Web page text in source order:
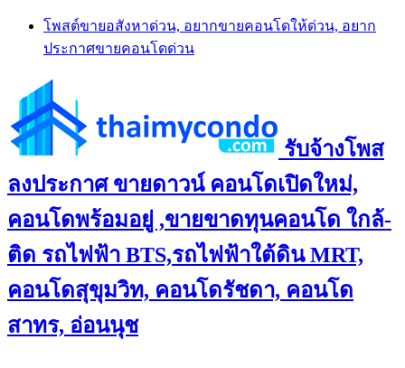
Skip
content
โพสต์ขายอสังหาด่วน, อยากขายคอนโดให้ด่วน, อยาก
ประกาศขายคอนโดด่วน
รับจ้างโพส
ลงประกาศ ขายดาวน์ คอนโดเปิดใหม่,
คอนโดพร้อมอยู่ ,ขายขาดทุนคอนโด ใกล้-
ติด รถไฟฟ้า BTS,รถไฟฟ้าใต้ดิน MRT,
คอนโดสุขุมวิท, คอนโดรัชดา, คอนโด
สาทร, อ่อนนุช